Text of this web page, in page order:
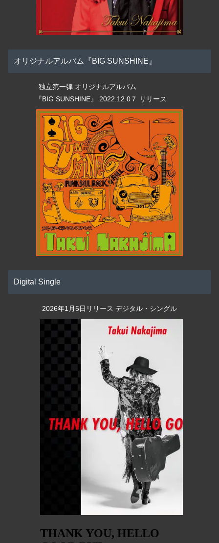
オリジナルアルバム『BIG SUNSHINE』
独立第一弾 オリジナルアルバム
『BIG SUNSHINE』 2022.12.0７ リリース
Digital Single
2026年1月5日リリース デジタル・シングル